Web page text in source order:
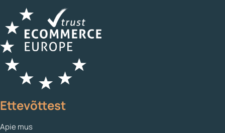
Ettevõttest
Apie mus